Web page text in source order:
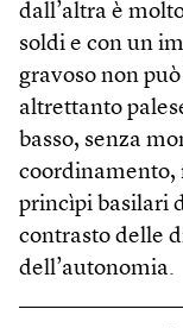
dall’altra è
soldi e con un
gravoso non
altrettanto
basso, senza
coordinamento,
princìpi basilari
contrasto delle
dell’autonomia.